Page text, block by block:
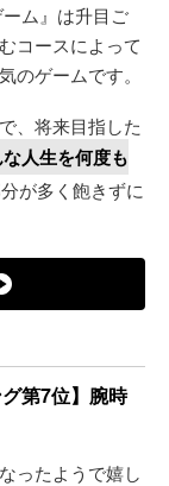
ム』は升目ご
コースによって
のゲームです。
、将来目指した
人生を何度も
が多く飽きずに
第7位】腕時
ったようで嬉し